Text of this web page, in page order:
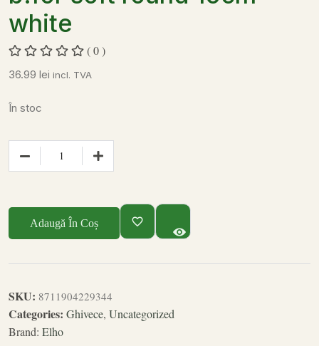
white
( 0 )
36.99 lei incl. TVA
În stoc
Adaugă În Coș
SKU: 8711904229344
Categories: Ghivece, Uncategorized
Brand: Elho